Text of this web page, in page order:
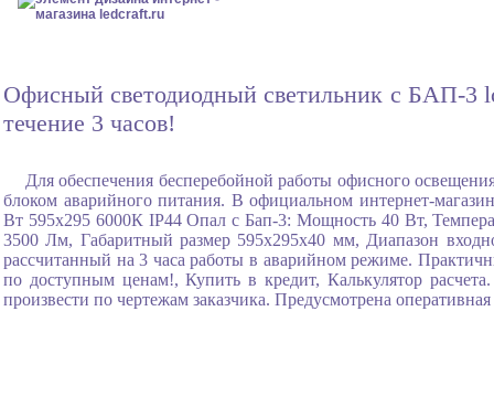
Офисный светодиодный светильник с БАП-3
течение 3 часов!
Для обеспечения бесперебойной работы офисного
блоком аварийного питания. В официальном интернет-
Вт 595x295 6000К IP44 Опал с Бап-3: Мощность 40 Вт,
3500 Лм, Габаритный размер 595x295x40 мм, Диапазон
рассчитанный на 3 часа работы в аварийном режиме.
по доступным ценам!, Купить в кредит, Калькулятор
произвести по чертежам заказчика. Предусмотрена